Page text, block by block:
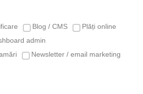
Blog / CMS
Plăți online
admin
Newsletter / email marketing